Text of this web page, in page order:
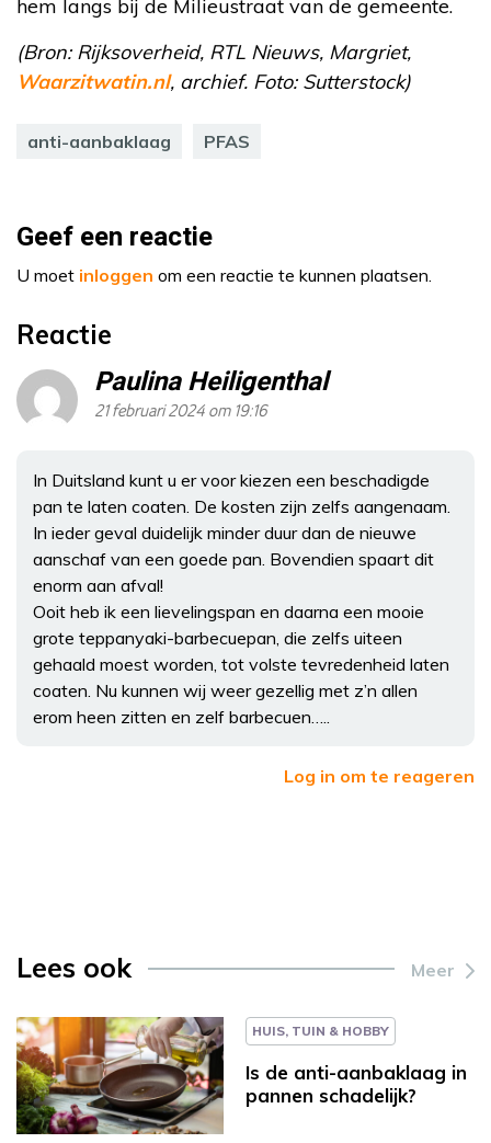
hem langs bij de Milieustraat van de gemeente.
(Bron: Rijksoverheid, RTL Nieuws, Margriet,
Waarzitwatin.nl, archief. Foto: Sutterstock)
anti-aanbaklaag PFAS
Geef een reactie
U moet inloggen om een reactie te kunnen plaatsen.
Reactie
Paulina Heiligenthal
21 februari 2024 om 19:16
In Duitsland kunt u er voor kiezen een beschadigde
pan te laten coaten. De kosten zijn zelfs aangenaam.
In ieder geval duidelijk minder duur dan de nieuwe
aanschaf van een goede pan. Bovendien spaart dit
enorm aan afval!
Ooit heb ik een lievelingspan en daarna een mooie
grote teppanyaki-barbecuepan, die zelfs uiteen
gehaald moest worden, tot volste tevredenheid laten
coaten. Nu kunnen wij weer gezellig met z’n allen
erom heen zitten en zelf barbecuen…..
Log in om te reageren
Lees ook Meer
HUIS, TUIN & HOBBY
Is de anti-aanbaklaag in
pannen schadelijk?